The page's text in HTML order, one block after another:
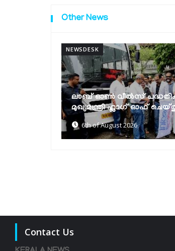
Other News
NEWSDESK
മുല്ലപ്പെരിയാറിൽ
കേരളം അനുവദിക്കില്ലെന്ന്
മോൻസ് ജോസഫ്
6th of August 2026
Contact Us